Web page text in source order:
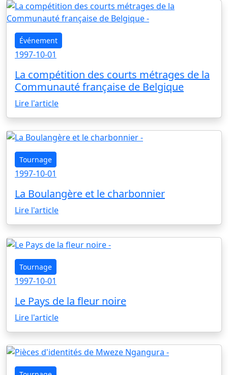
Événement
1997-10-01
La compétition des courts métrages de la
Communauté française de Belgique
Lire l'article
Tournage
1997-10-01
La Boulangère et le charbonnier
Lire l'article
Tournage
1997-10-01
Le Pays de la fleur noire
Lire l'article